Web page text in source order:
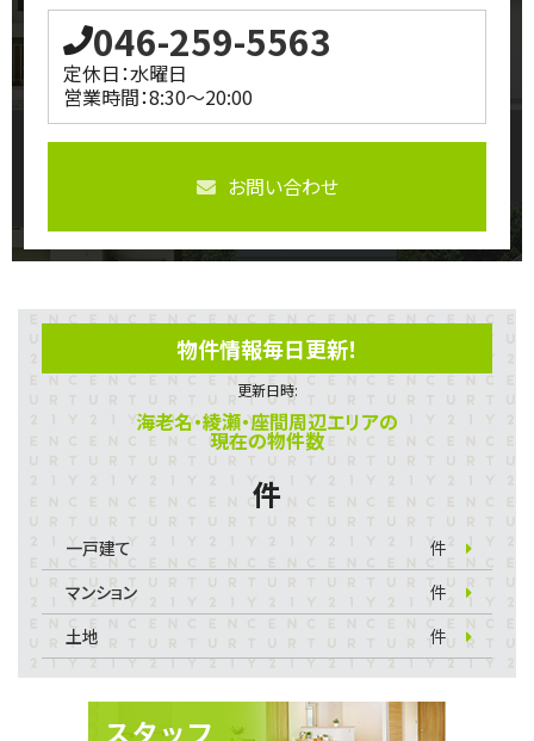
046-259-5563
定休日：水曜日
営業時間：8:30～20:00
お問い合わせ
物件情報毎日更新！
更新日時:
海老名・綾瀬・座間周辺エリアの
現在の物件数
件
一戸建て
件
マンション
件
土地
件